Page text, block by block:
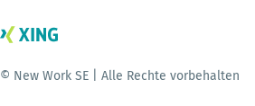
© New Work SE | Alle Rechte vorbehalten